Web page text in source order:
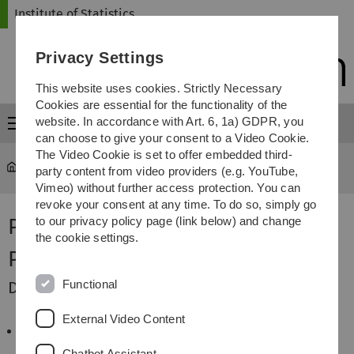
Skip
Skip
Skip
Skip
Institute of Statistics
Menu
Statistics ... Programm
Programm
Programm (Stand: 10.06.2015)
Dienstag, 07.07.2015 Anreisetag
Anreise bis 17 Uhr, bei späterer Anreise bitte Frau
Maiwald Bescheid geben. Es gibt einen Snack für
Privacy Settings
This website uses cookies. Strictly Necessary
Cookies are essential for the functionality of the
website. In accordance with Art. 6, 1a) GDPR, you
can choose to give your consent to a Video Cookie.
The Video Cookie is set to offer embedded third-
party content from video providers (e.g. YouTube,
Vimeo) without further access protection. You can
revoke your consent at any time. To do so, simply go
to our privacy policy page (link below) and change
the cookie settings.
Functional
External Video Content